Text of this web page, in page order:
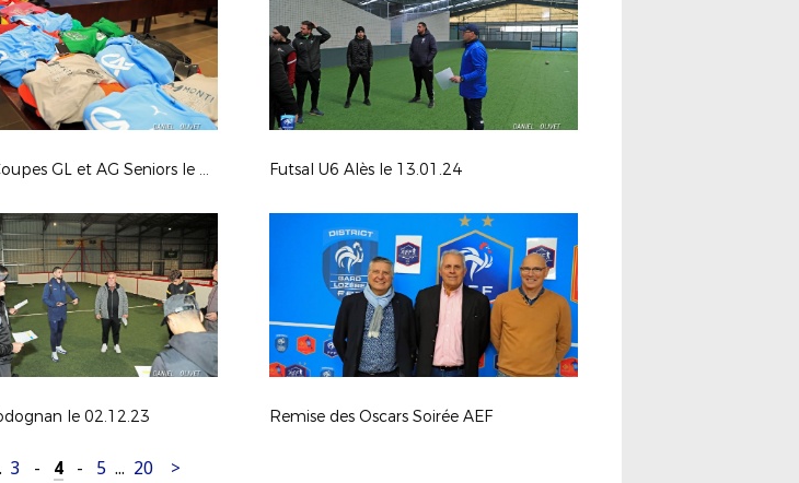
Tirage des Coupes GL et AG Seniors le 18.01.24 Futsal U6 Alès le 13.01.24
le 02.12.23 Remise des Oscars Soirée AEF
3 - 4 - 5 ... 20 >